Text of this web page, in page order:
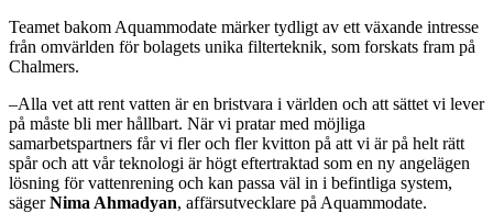
Teamet bakom Aquammodate märker tydligt av ett växande intresse
från omvärlden för bolagets unika filterteknik, som forskats fram på
Chalmers.
–Alla vet att rent vatten är en bristvara i världen och att sättet vi lever
på måste bli mer hållbart. När vi pratar med möjliga
samarbetspartners får vi fler och fler kvitton på att vi är på helt rätt
spår och att vår teknologi är högt eftertraktad som en ny angelägen
lösning för vattenrening och kan passa väl in i befintliga system,
sägerNima Ahmadyan, affärsutvecklare på Aquammodate.